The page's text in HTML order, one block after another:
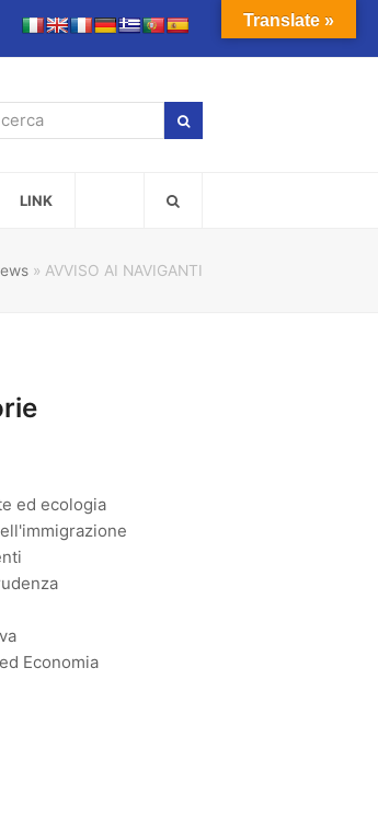
cerca
LINK
» AVVISO AI NAVIGANTI
ed ecologia
Economia
Translate »